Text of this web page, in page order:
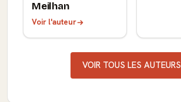
Meilhan
Voir l'auteur
VOIR TOUS LES AUTEURS